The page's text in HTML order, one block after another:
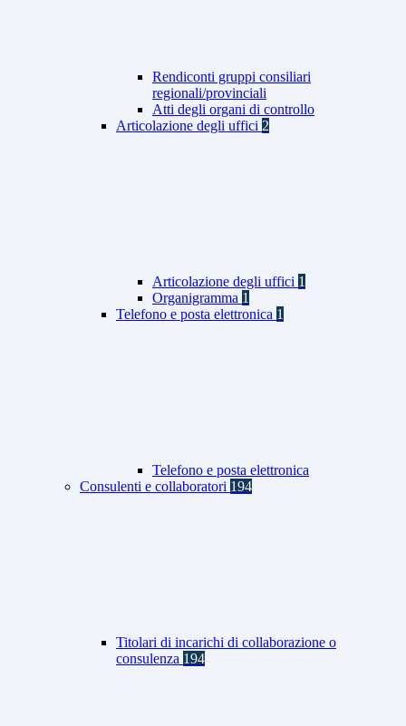
Rendiconti gruppi consiliari
regionali/provinciali
Atti degli organi di controllo
Articolazione degli uffici 2
Articolazione degli uffici 1
Organigramma 1
Telefono e posta elettronica 1
Telefono e posta elettronica
Consulenti e collaboratori 194
Titolari di incarichi di collaborazione o
consulenza 194